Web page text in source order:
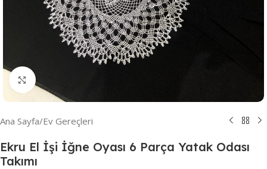
Resmi Büyüt
Ana Sayfa/Ev Gereçleri
Ekru El İşi İğne Oyası 6 Parça Yatak Odası
Takımı